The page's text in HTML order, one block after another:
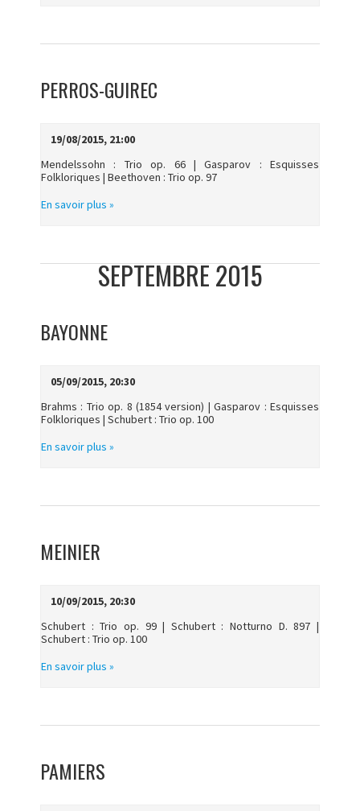
PERROS-GUIREC
19/08/2015, 21:00
Mendelssohn : Trio op. 66 | Gasparov : Esquisses
Folkloriques | Beethoven : Trio op. 97
En savoir plus »
SEPTEMBRE 2015
BAYONNE
05/09/2015, 20:30
Brahms : Trio op. 8 (1854 version) | Gasparov : Esquisses
Folkloriques | Schubert : Trio op. 100
En savoir plus »
MEINIER
10/09/2015, 20:30
Schubert : Trio op. 99 | Schubert : Notturno D. 897 |
Schubert : Trio op. 100
En savoir plus »
PAMIERS